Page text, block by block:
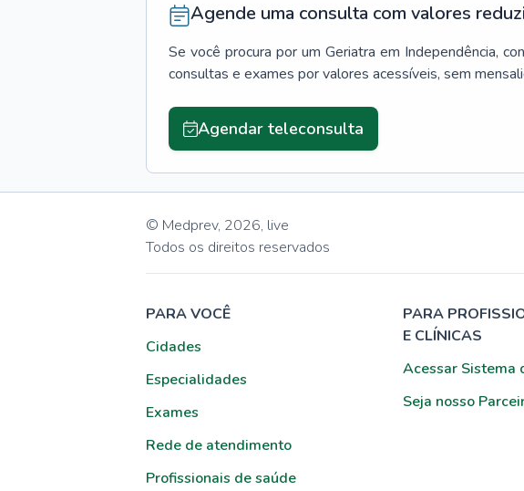
Agende uma consulta com valores
Se você procura por um Geriatra em Independência,
consultas e exames por valores acessíveis, sem
Agendar teleconsulta
© Medprev, 2026, live
Todos os direitos reservados
PARA VOCÊ
Cidades
Especialidades
Exames
Rede de atendimento
Profissionais de saúde
PARA
E CLÍNICAS
Acessar Sistema
Seja nosso